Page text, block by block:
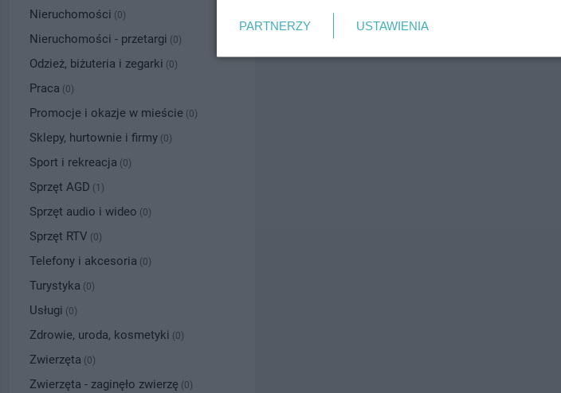
Nieruchomości (0)
Nieruchomości - przetargi (0)
Odzież, biżuteria i zegarki (0)
Praca (0)
Promocje i okazje w mieście (0)
Sklepy, hurtownie i firmy (0)
Sport i rekreacja (0)
Sprzęt AGD (1)
Sprzęt audio i wideo (0)
Sprzęt RTV (0)
Telefony i akcesoria (0)
Turystyka (0)
Usługi (0)
Zdrowie, uroda, kosmetyki (0)
Zwierzęta (0)
Zwierzęta - zaginęło zwierzę (0)
PARTNERZY USTAWIENIA